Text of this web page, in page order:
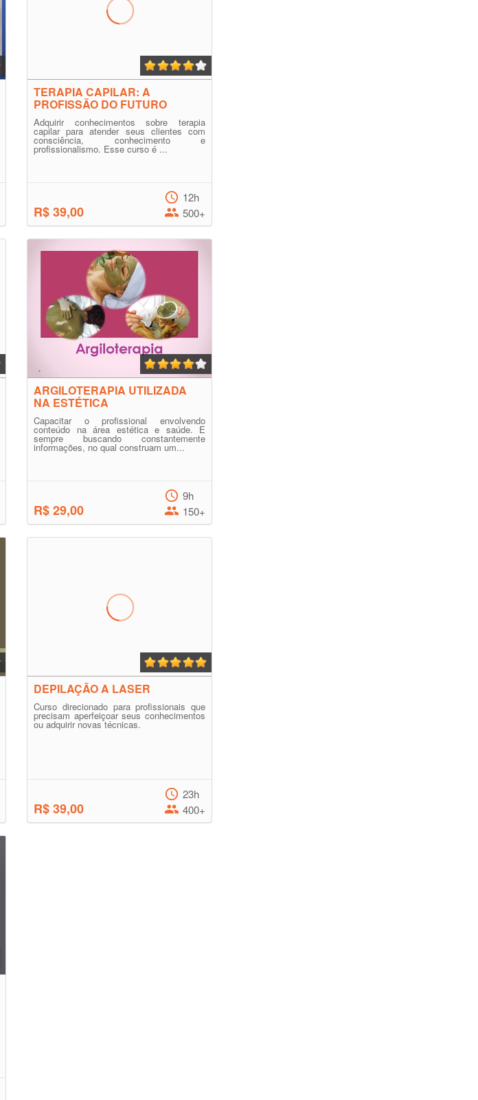
TERAPIA CAPILAR: A
PROFISSÃO DO FUTURO
Adquirir conhecimentos sobre terapia
capilar para atender seus clientes com
consciência, conhecimento e
profissionalismo. Esse curso é ...
R$ 39,00
12h
500+
ARGILOTERAPIA UTILIZADA
NA ESTÉTICA
Capacitar o profissional envolvendo
conteúdo na área estética e saúde. E
sempre buscando constantemente
informações, no qual construam um...
R$ 29,00
9h
150+
DEPILAÇÃO A LASER
Curso direcionado para profissionais que
precisam aperfeiçoar seus conhecimentos
ou adquirir novas técnicas.
R$ 39,00
23h
400+